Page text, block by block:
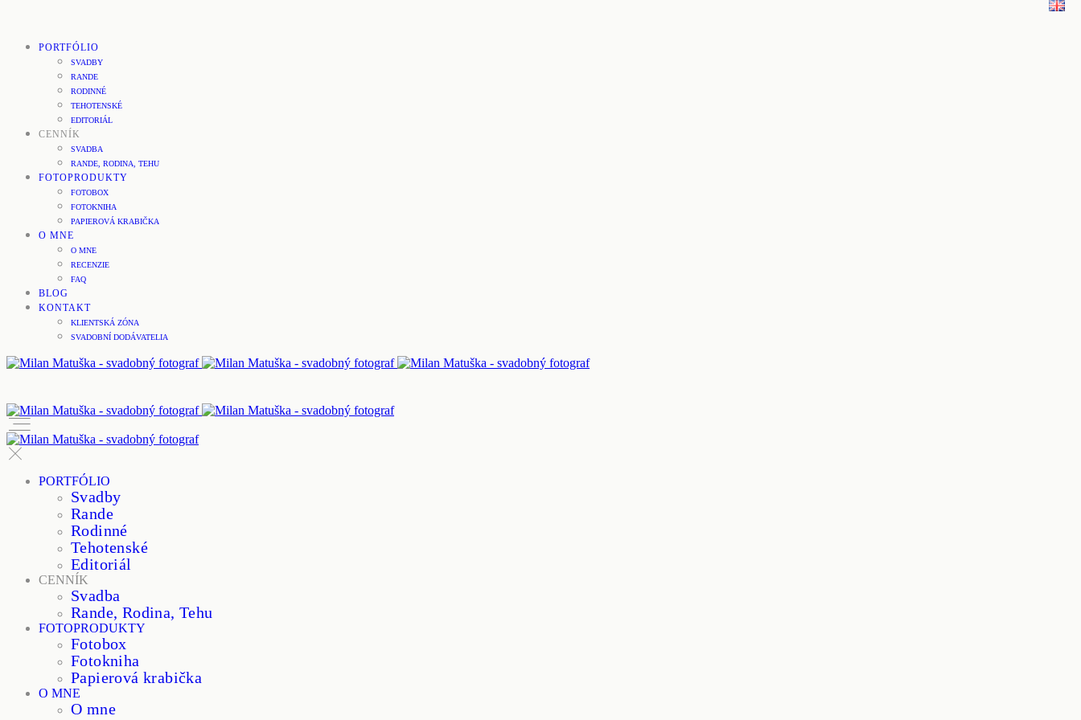
PORTFÓLIO
SVADBY
RANDE
RODINNÉ
TEHOTENSKÉ
EDITORIÁL
CENNÍK
SVADBA
RANDE, RODINA, TEHU
FOTOPRODUKTY
FOTOBOX
FOTOKNIHA
PAPIEROVÁ KRABIČKA
O MNE
O MNE
RECENZIE
FAQ
BLOG
KONTAKT
KLIENTSKÁ ZÓNA
SVADOBNÍ DODÁVATELIA
PORTFÓLIO
Svadby
Rande
Rodinné
Tehotenské
Editoriál
CENNÍK
Svadba
Rande, Rodina, Tehu
FOTOPRODUKTY
Fotobox
Fotokniha
Papierová krabička
O MNE
O mne